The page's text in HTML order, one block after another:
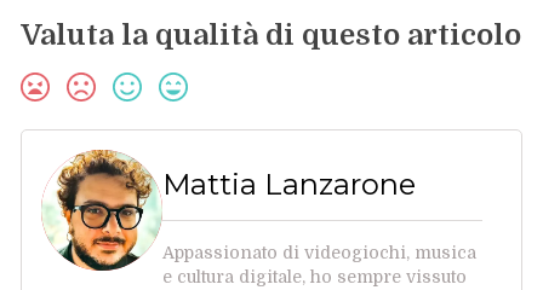
Valuta la qualità di questo articolo
Mattia Lanzarone
Appassionato di videogiochi, musica
e cultura digitale, ho sempre vissuto